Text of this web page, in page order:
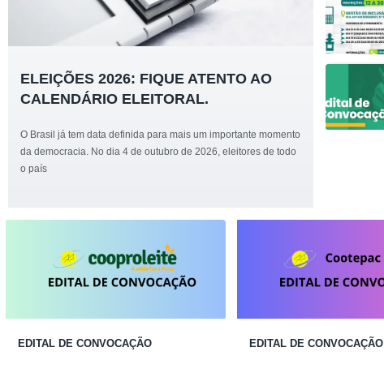
ELEIÇÕES 2026: FIQUE ATENTO AO
CALENDÁRIO ELEITORAL.
O Brasil já tem data definida para mais um importante momento
da democracia. No dia 4 de outubro de 2026, eleitores de todo
o país
EDITAL DE CONVOCAÇÃO EDITAL DE CONVOCAÇÃO